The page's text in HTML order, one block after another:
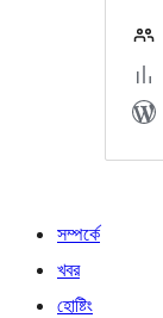
সম্পর্কে
খবর
হোষ্টিং